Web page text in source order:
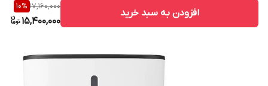
17,160,000
10%
15,400,000
افزودن به سبد خرید